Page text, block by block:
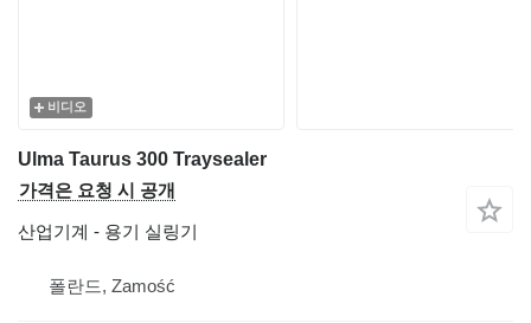
비디오
Ulma Taurus 300 Traysealer
가격은 요청 시 공개
산업기계 - 용기 실링기
폴란드, Zamość